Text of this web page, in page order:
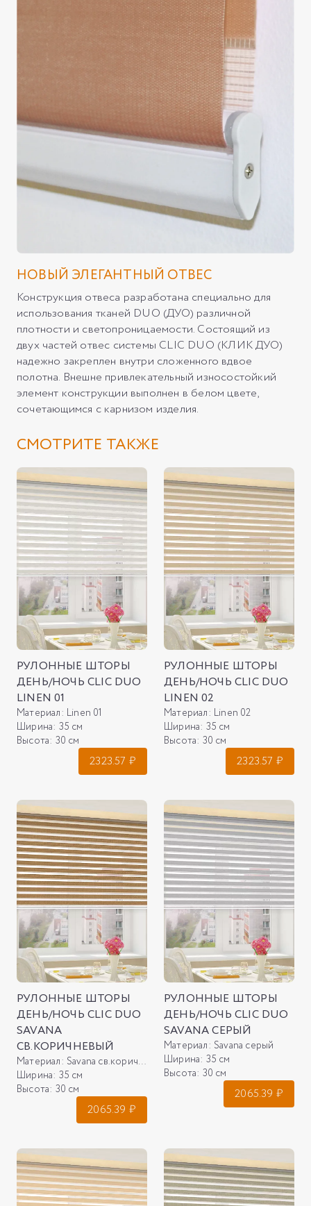
НОВЫЙ ЭЛЕГАНТНЫЙ ОТВЕС
Конструкция отвеса разработана специально для
использования тканей DUO (ДУО) различной
плотности и светопроницаемости. Состоящий из
двух частей отвес системы CLIC DUO (КЛИК ДУО)
надежно закреплен внутри сложенного вдвое
полотна. Внешне привлекательный износостойкий
элемент конструкции выполнен в белом цвете,
сочетающимся с карнизом изделия.
СМОТРИТЕ ТАКЖЕ
РУЛОННЫЕ ШТОРЫ
ДЕНЬ/НОЧЬ CLIC DUO
LINEN 01
Материал: Linen 01
Ширина: 35 см
Высота: 30 см
2323.57 ₽
РУЛОННЫЕ ШТОРЫ
ДЕНЬ/НОЧЬ CLIC DUO
LINEN 02
Материал: Linen 02
Ширина: 35 см
Высота: 30 см
2323.57 ₽
РУЛОННЫЕ ШТОРЫ
ДЕНЬ/НОЧЬ CLIC DUO
SAVANA
СВ.КОРИЧНЕВЫЙ
Материал: Savana св.коричневый
Ширина: 35 см
Высота: 30 см
2065.39 ₽
РУЛОННЫЕ ШТОРЫ
ДЕНЬ/НОЧЬ CLIC DUO
SAVANA СЕРЫЙ
Материал: Savana серый
Ширина: 35 см
Высота: 30 см
2065.39 ₽